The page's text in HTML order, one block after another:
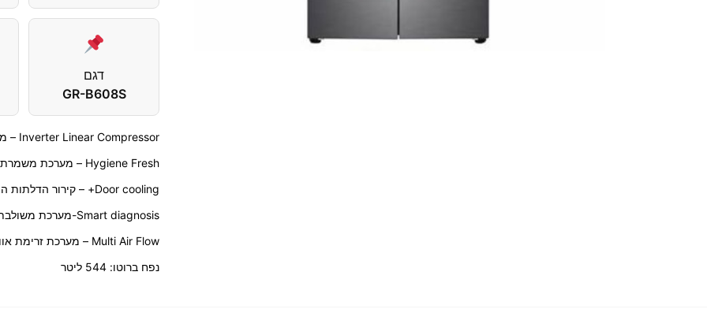
דגם
GR-B608S
Inverter Linear Compressor – מדחס שקט, חסכוני באנרגיה.
Hygiene Fresh – מערכת משמרת טריות, בעלת ארבעה שלבי סינון
Door cooling+ – קירור הדלתות המקרר, לשיפור אחידות הקור במקרר
Smart diagnosis-מערכת משולבת עם טלפון החכם לאבחון תקלות
Multi Air Flow – מערכת זרימת אוויר אחידה
נפח ברוטו: 544 ליטר